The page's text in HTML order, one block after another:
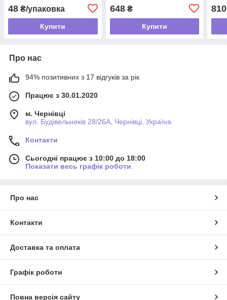
48 ₴/упаковка
Купити
648₴
Купити
810
Про нас
94% позитивних з 17 відгуків за рік
Працює з 30.01.2020
м. Чернівці
вул. Будівельників 28/26А, Чернівці, Україна
Контакти
Сьогодні працює з 10:00 до 18:00
Показати весь графік роботи
Про нас
Контакти
Доставка та оплата
Графік роботи
Повна версія сайту